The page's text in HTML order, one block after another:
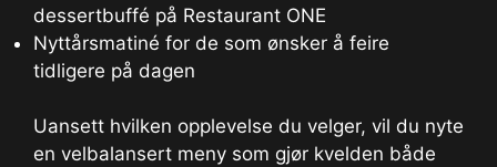
dessertbuffé på Restaurant ONE
Nyttårsmatiné for de som ønsker å feire
tidligere på dagen
Uansett hvilken opplevelse du velger, vil du nyte
en velbalansert meny som gjør kvelden både